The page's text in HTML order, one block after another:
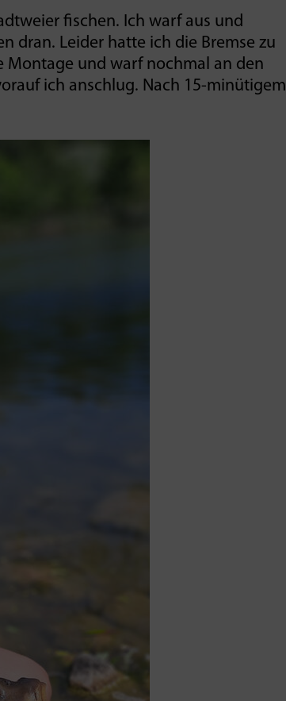
fischen. Ich warf aus und
dran. Leider hatte ich die Bremse zu
Montage und warf nochmal an den
ich anschlug. Nach 15-minütigem